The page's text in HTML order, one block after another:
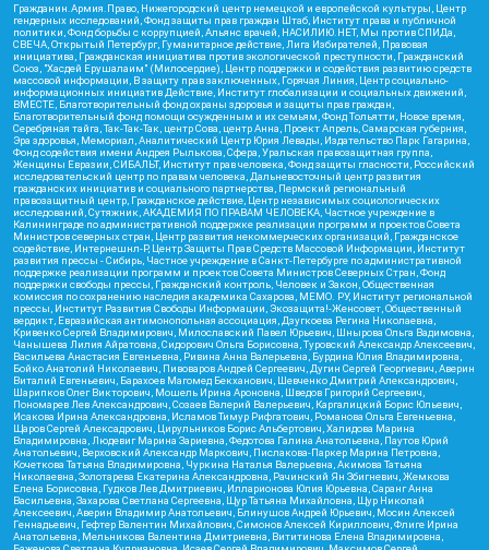
Гражданин.Армия.Право, Нижегородский центр немецкой и европейской культуры, Центр
гендерных исследований, Фонд защиты прав граждан Штаб, Институт права и публичной
политики, Фонд борьбы с коррупцией, Альянс врачей, НАСИЛИЮ.НЕТ, Мы против СПИДа,
СВЕЧА, Открытый Петербург, Гуманитарное действие, Лига Избирателей, Правовая
инициатива, Гражданская инициатива против экологической преступности, Гражданский
Союз, "Хасдей Ерушалаим" (Милосердие), Центр поддержки и содействия развитию средств
массовой информации, В защиту прав заключенных, Горячая Линия, Центр социально-
информационных инициатив Действие, Институт глобализации и социальных движений,
ВМЕСТЕ, Благотворительный фонд охраны здоровья и защиты прав граждан,
Благотворительный фонд помощи осужденным и их семьям, Фонд Тольятти, Новое время,
Серебряная тайга, Так-Так-Так, центр Сова, центр Анна, Проект Апрель, Самарская губерния,
Эра здоровья, Мемориал, Аналитический Центр Юрия Левады, Издательство Парк Гагарина,
Фонд содействия имени Андрея Рылькова, Сфера, Уральская правозащитная группа,
Женщины Евразии, СИБАЛЬТ, Институт прав человека, Фонд защиты гласности, Российский
исследовательский центр по правам человека, Дальневосточный центр развития
гражданских инициатив и социального партнерства, Пермский региональный
правозащитный центр, Гражданское действие, Центр независимых социологических
исследований, Сутяжник, АКАДЕМИЯ ПО ПРАВАМ ЧЕЛОВЕКА, Частное учреждение в
Калининграде по административной поддержке реализации программ и проектов Совета
Министров северных стран, Центр развития некоммерческих организаций, Гражданское
содействие, Интернешнл-Р, Центр Защиты Прав Средств Массовой Информации, Институт
развития прессы - Сибирь, Частное учреждение в Санкт-Петербурге по административной
поддержке реализации программ и проектов Совета Министров Северных Стран, Фонд
поддержки свободы прессы, Гражданский контроль, Человек и Закон, Общественная
комиссия по сохранению наследия академика Сахарова, МЕМО. РУ, Институт региональной
прессы, Институт Развития Свободы Информации, Экозащита!-Женсовет, Общественный
вердикт, Евразийская антимонопольная ассоциация, Дзугкоева Регина Николаевна,
Кривенко Сергей Владимирович, Милославский Павел Юрьевич, Шнырова Ольга Вадимовна,
Чанышева Лилия Айратовна, Сидорович Ольга Борисовна, Туровский Александр Алексеевич,
Васильева Анастасия Евгеньевна, Ривина Анна Валерьевна, Бурдина Юлия Владимировна,
Бойко Анатолий Николаевич, Пивоваров Андрей Сергеевич, Дугин Сергей Георгиевич, Аверин
Виталий Евгеньевич, Барахоев Магомед Бекханович, Шевченко Дмитрий Александрович,
Шарипков Олег Викторович, Мошель Ирина Ароновна, Шведов Григорий Сергеевич,
Пономарев Лев Александрович, Созаев Валерий Валерьевич, Каргалицкий Борис Юльевич,
Исакова Ирина Александровна, Исламов Тимур Рифгатович, Романова Ольга Евгеньевна,
Щаров Сергей Алексадрович, Цирульников Борис Альбертович, Халидова Марина
Владимировна, Людевиг Марина Зариевна, Федотова Галина Анатольевна, Паутов Юрий
Анатольевич, Верховский Александр Маркович, Пислакова-Паркер Марина Петровна,
Кочеткова Татьяна Владимировна, Чуркина Наталья Валерьевна, Акимова Татьяна
Николаевна, Золотарева Екатерина Александровна, Рачинский Ян Збигневич, Жемкова
Елена Борисовна, Гудков Лев Дмитриевич, Илларионова Юлия Юрьевна, Саранг Анна
Васильевна, Захарова Светлана Сергеевна, Щур Татьяна Михайловна, Щур Николай
Алексеевич, Аверин Владимир Анатольевич, Блинушов Андрей Юрьевич, Мосин Алексей
Геннадьевич, Гефтер Валентин Михайлович, Симонов Алексей Кириллович, Флиге Ирина
Анатольевна, Мельникова Валентина Дмитриевна, Вититинова Елена Владимировна,